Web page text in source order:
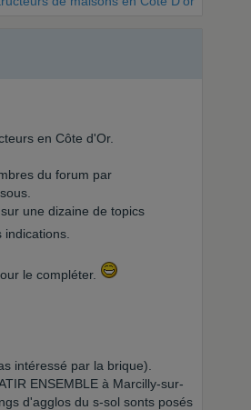
en Côte d'Or.
du forum par
une dizaine de topics
le compléter.
intéressé par la brique).
ENSEMBLE à Marcilly-sur-
d'agglos du s-sol sonts posés